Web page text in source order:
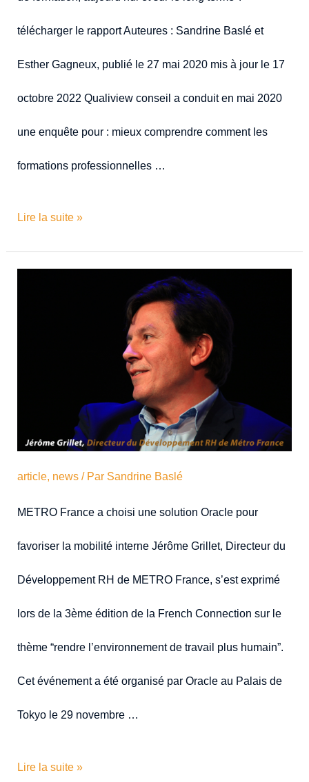
télécharger le rapport Auteures : Sandrine Baslé et
Esther Gagneux, publié le 27 mai 2020 mis à jour le 17
octobre 2022 Qualiview conseil a conduit en mai 2020
une enquête pour : mieux comprendre comment les
formations professionnelles …
Lire la suite »
article, news / Par Sandrine Baslé
METRO France a choisi une solution Oracle pour
favoriser la mobilité interne Jérôme Grillet, Directeur du
Développement RH de METRO France, s’est exprimé
lors de la 3ème édition de la French Connection sur le
thème “rendre l’environnement de travail plus humain”.
Cet événement a été organisé par Oracle au Palais de
Tokyo le 29 novembre …
Lire la suite »